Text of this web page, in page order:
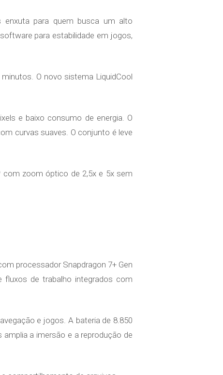
enxuta para quem busca um alto
para estabilidade em jogos,
O novo sistema LiquidCool
e baixo consumo de energia. O
curvas suaves. O conjunto é leve
zoom óptico de 2,5x e 5x sem
processador Snapdragon 7+ Gen
de trabalho integrados com
e jogos. A bateria de 8.850
a imersão e a reprodução de